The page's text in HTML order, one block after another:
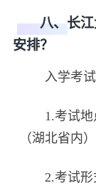
八、长江大
安排？
入学考试
1.考试地
（湖北省内）
2.考试形